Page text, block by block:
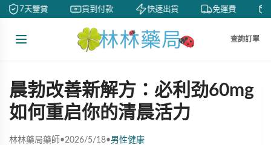
7天鑒賞 貨到付款 快速出貨 免運費
查詢訂單
晨勃改善新解方：必利劲60mg
如何重启你的清晨活力
林林藥局藥師•2026/5/18•男性健康